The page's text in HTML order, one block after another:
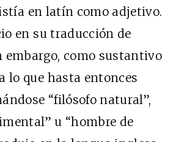
en latín como adjetivo.
en su traducción de
embargo, como sustantivo
lo que hasta entonces
“filósofo natural”,
u “hombre de